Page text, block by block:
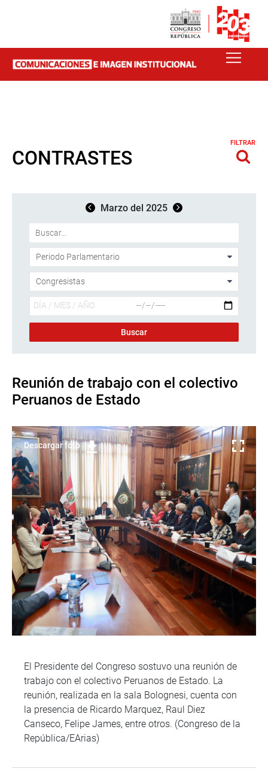
CONTRASTES
FILTRAR
Marzo del 2025
Reunión de trabajo con el colectivo
Peruanos de Estado
Descargar foto
El Presidente del Congreso sostuvo una reunión de
trabajo con el colectivo Peruanos de Estado. La
reunión, realizada en la sala Bolognesi, cuenta con
la presencia de Ricardo Marquez, Raul Diez
Canseco, Felipe James, entre otros. (Congreso de la
República/EArias)